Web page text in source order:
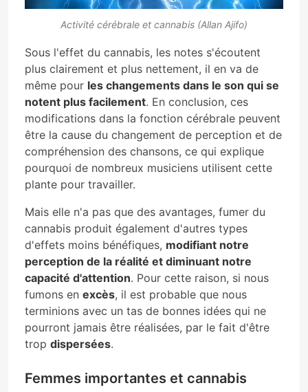
Activité cérébrale et cannabis (Allan Ajifo)
Sous l'effet du cannabis, les notes s'écoutent
plus clairement et plus nettement, il en va de
même pour les changements dans le son qui se
notent plus facilement. En conclusion, ces
modifications dans la fonction cérébrale peuvent
être la cause du changement de perception et de
compréhension des chansons, ce qui explique
pourquoi de nombreux musiciens utilisent cette
plante pour travailler.
Mais elle n'a pas que des avantages, fumer du
cannabis produit également d'autres types
d'effets moins bénéfiques, modifiant notre
perception de la réalité et diminuant notre
capacité d'attention. Pour cette raison, si nous
fumons en excès, il est probable que nous
terminions avec un tas de bonnes idées qui ne
pourront jamais être réalisées, par le fait d'être
trop dispersées.
Femmes importantes et cannabis